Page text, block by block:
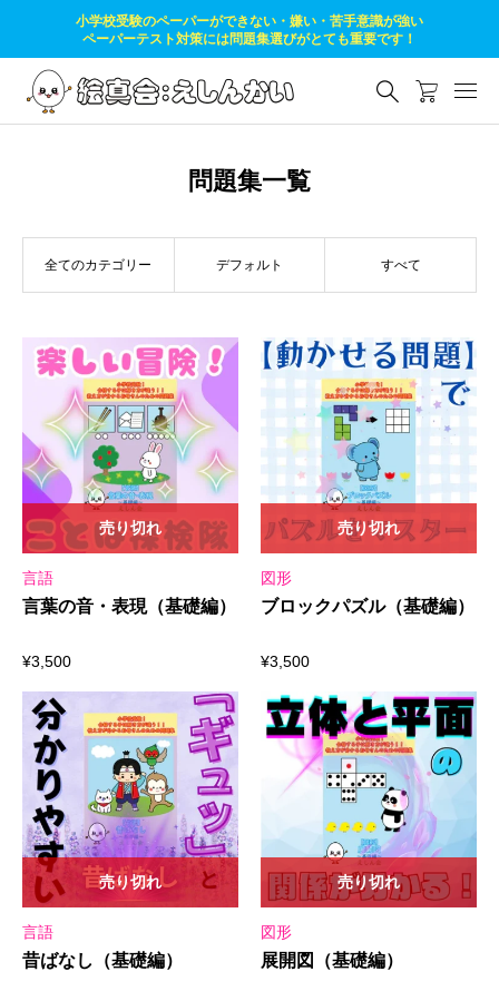
小学校受験のペーパーができない・嫌い・苦手意識が強い
ペーパーテスト対策には問題集選びがとても重要です！
問題集一覧
全てのカテゴリー デフォルト すべて
言語
言葉の音・表現（基礎編）
¥3,500
売り切れ
図形
ブロックパズル（基礎編）
¥3,500
売り切れ
言語
昔ばなし（基礎編）
売り切れ
図形
展開図（基礎編）
売り切れ